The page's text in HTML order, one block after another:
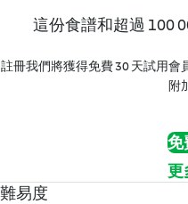
這份食譜和超過 100
註冊我們將獲得免費 30 天試用
附
免
更
難易度